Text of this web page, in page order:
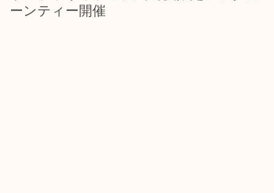
ーンティー開催